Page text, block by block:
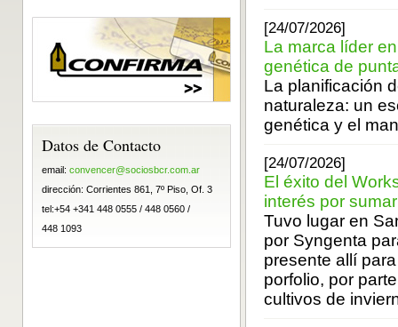
Datos de Contacto
email: convencer@sociosbcr.com.ar
dirección: Corrientes 861, 7º Piso, Of. 3
tel:+54 +341 448 0555 / 448 0560 /
448 1093
[24/07/2026]
La marca líder
genética de
La planificación
naturaleza: un
genética y el
[24/07/2026]
El éxito del
interés por
Tuvo lugar en
por Syngenta
presente allí
porfolio, por
cultivos de